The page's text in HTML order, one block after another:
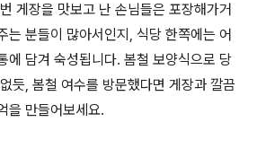
게장을 맛보고 난 손님들은 포장해가거
는 분들이 많아서인지, 식당 한쪽에는 어
에 담겨 숙성됩니다. 봄철 보양식으로 당
듯, 봄철 여수를 방문했다면 게장과 깔끔
을 만들어보세요.